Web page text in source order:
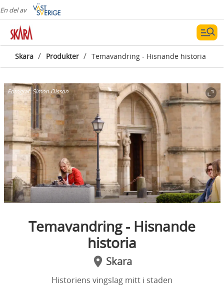
En del av
Skara / Produkter / Temavandring - Hisnande historia
Fotograf:Simon Olsson
Temavandring - Hisnande
historia
Skara
Historiens vingslag mitt i staden